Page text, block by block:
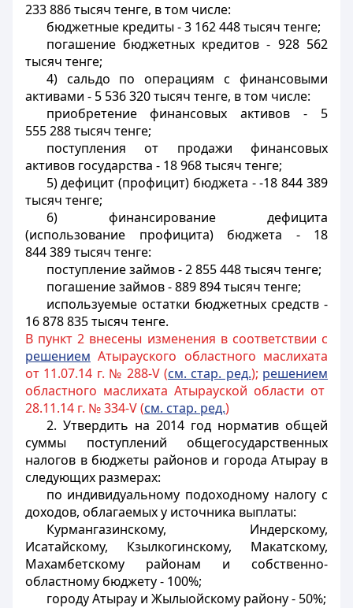
233886 тысяч тенге, в том числе:
бюджетные кредиты - 3 162 448 тысяч тенге;
погашение бюджетных кредитов - 928 562
тысяч тенге;
4) сальдо по операциям с финансовыми
активами - 5 536 320 тысяч тенге, в том числе:
приобретение финансовых активов - 5
555 288 тысяч тенге;
поступления от продажи финансовых
активов государства - 18 968 тысяч тенге;
5) дефицит (профицит) бюджета - -18 844 389
тысяч тенге;
6) финансирование дефицита
(использование профицита) бюджета - 18
844 389 тысяч тенге:
поступление займов - 2 855 448 тысяч тенге;
погашение займов - 889 894 тысяч тенге;
используемые остатки бюджетных средств -
16 878 835 тысяч тенге.
В пункт 2 внесены изменения в соответствии с
решением Атырауского областного маслихата
от 11.07.14 г. № 288-V (см. стар. ред.); решением
областного маслихата Атырауской области от
28.11.14 г. № 334-V (см. стар. ред.)
2. Утвердить на 2014 год норматив общей
суммы поступлений общегосударственных
налогов в бюджеты районов и города Атырау в
следующих размерах:
по индивидуальному подоходному налогу с
доходов, облагаемых у источника выплаты:
Курмангазинскому, Индерскому,
Исатайскому, Кзылкогинскому, Макатскому,
Махамбетскому районам и собственно-
областному бюджету - 100%;
городу Атырау и Жылыойскому району - 50%;